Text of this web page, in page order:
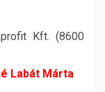
Kft. (8600
Labát Márta